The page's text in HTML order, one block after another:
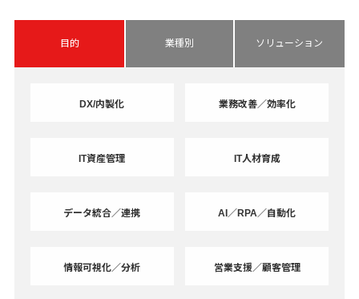
目的 業種別 ソリューション
DX/内製化 業務改善／効率化
IT資産管理 IT人材育成
データ統合／連携 AI／RPA／自動化
情報可視化／分析 営業支援／顧客管理